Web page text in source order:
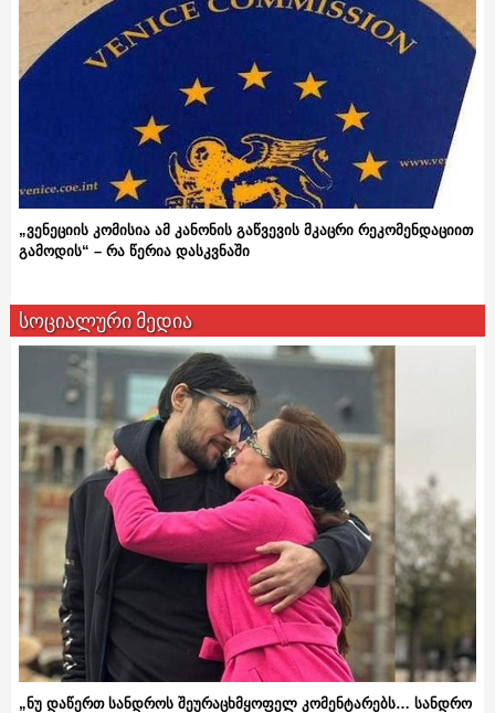
„ვენეციის კომისია ამ კანონის გაწვევის მკაცრი რეკომენდაციით
გამოდის“ – რა წერია დასკვნაში
სოციალური მედია
„ნუ დაწერთ სანდროს შეურაცხმყოფელ კომენტარებს… სანდრო